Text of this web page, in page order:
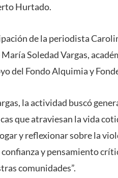
Hurtado.
de la periodista
Soledad Vargas,
del Fondo Alquimia y
la actividad buscó
que atraviesan la vida
y reflexionar sobre la
y pensamiento
comunidades”.